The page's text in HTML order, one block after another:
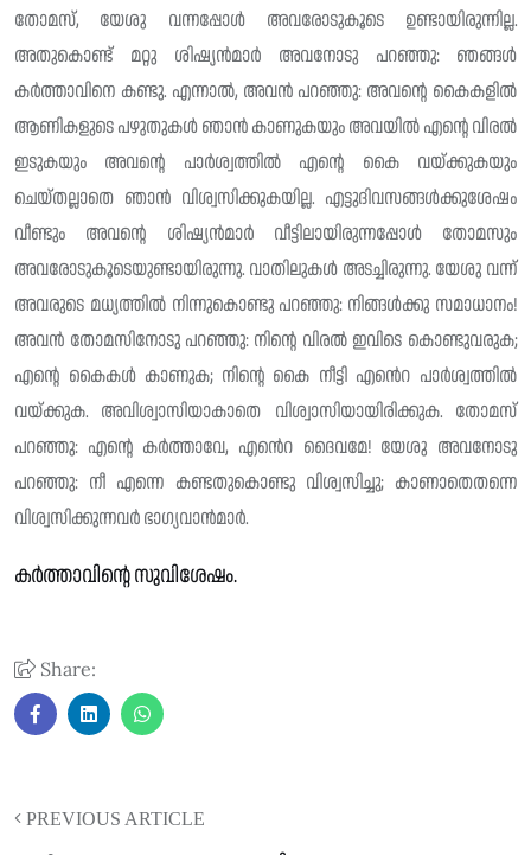
തോമസ്, യേശു വന്നപ്പോൾ അവരോടുകൂടെ ഉണ്ടായിരുന്നില്ല.
അതുകൊണ്ട് മറ്റു ശിഷ്യൻമാർ അവനോടു പറഞ്ഞു: ഞങ്ങൾ
കർത്താവിനെ കണ്ടു. എന്നാൽ, അവൻ പറഞ്ഞു: അവന്റെ കൈകളിൽ
ആണികളുടെ പഴുതുകൾ ഞാൻ കാണുകയും അവയിൽ എന്റെ വിരൽ
ഇടുകയും അവന്റെ പാർശ്വത്തിൽ എൻ്റെ കൈ വയ്ക്കുകയും
ചെയ്‌തല്ലാതെ ഞാൻ വിശ്വസിക്കുകയില്ല. എട്ടുദിവസങ്ങൾക്കുശേഷം
വീണ്ടും അവന്റെ ശിഷ്യൻമാർ വീട്ടിലായിരുന്നപ്പോൾ തോമസും
അവരോടുകൂടെയുണ്ടായിരുന്നു. വാതിലുകൾ അടച്ചിരുന്നു. യേശു വന്ന്
അവരുടെ മധ്യത്തിൽ നിന്നുകൊണ്ടു പറഞ്ഞു: നിങ്ങൾക്കു സമാധാനം!
അവൻ തോമസിനോടു പറഞ്ഞു: നിന്റെ വിരൽ ഇവിടെ കൊണ്ടുവരുക;
എന്റെ കൈകൾ കാണുക; നിൻ്റെ കൈ നീട്ടി എൻെറ പാർശ്വത്തിൽ
വയ്ക്കുക. അവിശ്വാസിയാകാതെ വിശ്വാസിയായിരിക്കുക. തോമസ്
പറഞ്ഞു: എൻ്റെ കർത്താവേ, എൻെറ ദൈവമേ! യേശു അവനോടു
പറഞ്ഞു: നീ എന്നെ കണ്ടതുകൊണ്ടു വിശ്വസിച്ചു; കാണാതെതന്നെ
വിശ്വസിക്കുന്നവർ ഭാഗ്യവാൻമാർ.
കർത്താവിന്റെ സുവിശേഷം.
Share:
PREVIOUS ARTICLE